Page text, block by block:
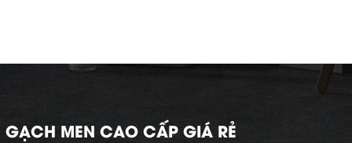
GẠCH MEN CAO CẤP GIÁ RẺ